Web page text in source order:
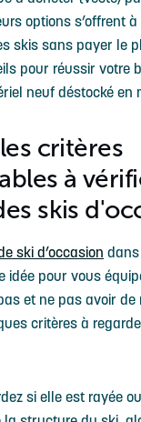
options s’offrent
skis sans payer le
pour réussir votre
neuf déstocké en
critères
à
skis
ski d’occasion
idée pour vous
et ne pas avoir de
critères à
si elle est rayée